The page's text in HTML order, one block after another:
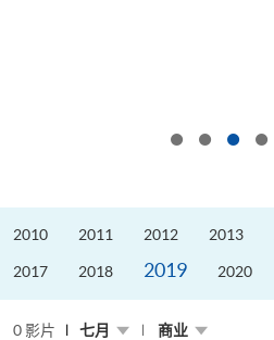
2010 2011 2012 2013
2017 2018 2019 2020
0 影片 七月 商业